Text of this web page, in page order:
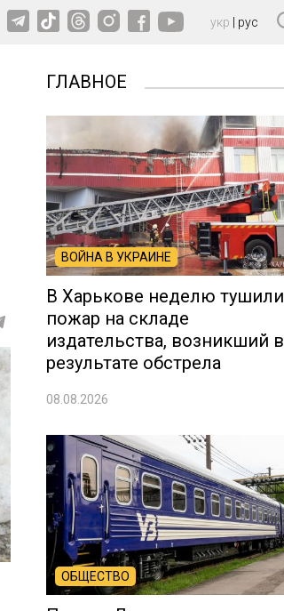
укр рус
ГЛАВНОЕ
ВОЙНА В УКРАИНЕ
В Харькове неделю тушили
пожар на складе
издательства, возникший в
результате обстрела
08.08.2026
ОБЩЕСТВО